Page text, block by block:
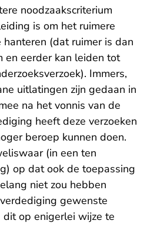
noodzaakscriterium
is om het ruimere
(dat ruimer is dan
en eerder kan leiden tot
Immers,
uitlatingen zijn gedaan in
na het vonnis van de
heeft deze verzoeken
beroep kunnen doen.
(in een ten
op dat ook de toepassing
niet zou hebben
gewenste
op enigerlei wijze te